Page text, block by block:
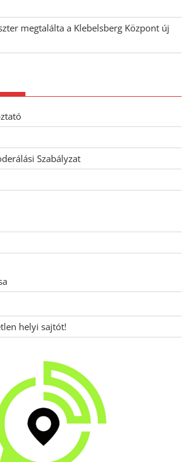
megtalálta a Klebelsberg Központ új
Szabályzat
helyi sajtót!